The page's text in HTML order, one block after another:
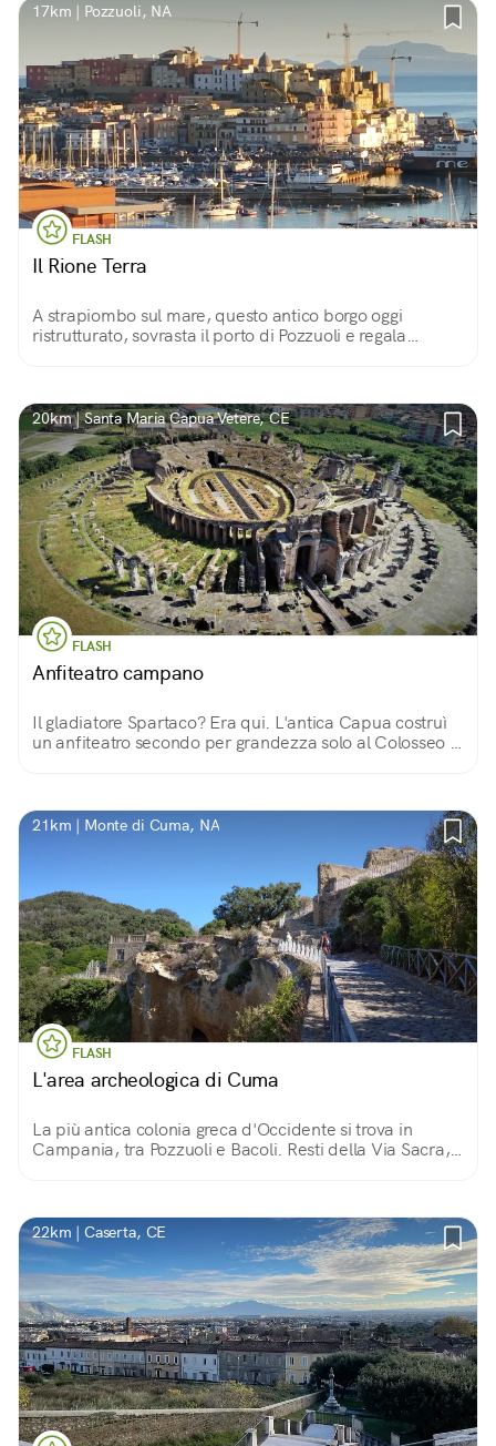
17km | Pozzuoli, NA
FLASH
Il Rione Terra
A strapiombo sul mare, questo antico borgo oggi
ristrutturato, sovrasta il porto di Pozzuoli e regala
20km | Santa Maria Capua Vetere, CE
FLASH
Anfiteatro campano
Il gladiatore Spartaco? Era qui. L'antica Capua costruì
un anfiteatro secondo per grandezza solo al Colosseo e
21km | Monte di Cuma, NA
FLASH
L'area archeologica di Cuma
La più antica colonia greca d'Occidente si trova in
Campania, tra Pozzuoli e Bacoli. Resti della Via Sacra,
22km | Caserta, CE